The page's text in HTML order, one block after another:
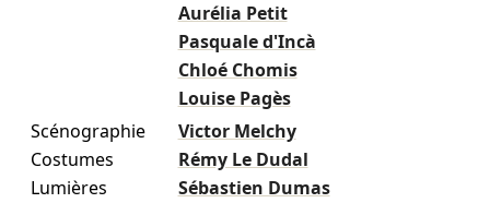
Aurélia Petit
Pasquale d'Incà
Chloé Chomis
Louise Pagès
Scénographie
Victor Melchy
Costumes
Rémy Le Dudal
Lumières
Sébastien Dumas